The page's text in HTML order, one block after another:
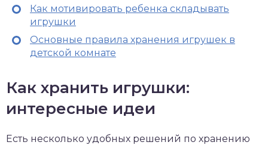
Как мотивировать ребенка складывать
игрушки
Основные правила хранения игрушек в
детской комнате
Как хранить игрушки:
интересные идеи
Есть несколько удобных решений по хранению